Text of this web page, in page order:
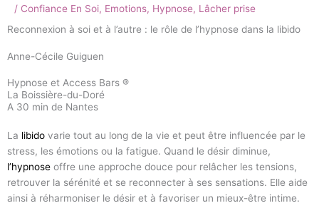
/ Confiance En Soi, Emotions, Hypnose, Lâcher prise
Reconnexion à soi et à l’autre : le rôle de l’hypnose dans la libido
Anne-Cécile Guiguen
Hypnose et Access Bars ®
La Boissière-du-Doré
A 30 min de Nantes
La libido varie tout au long de la vie et peut être influencée par le
stress, les émotions ou la fatigue. Quand le désir diminue,
l’hypnose offre une approche douce pour relâcher les tensions,
retrouver la sérénité et se reconnecter à ses sensations. Elle aide
ainsi à réharmoniser le désir et à favoriser un mieux-être intime.